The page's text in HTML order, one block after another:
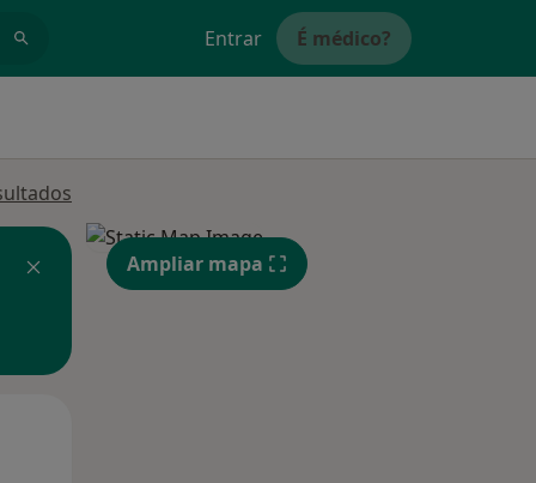
Entrar É médico?
Ampliar mapa